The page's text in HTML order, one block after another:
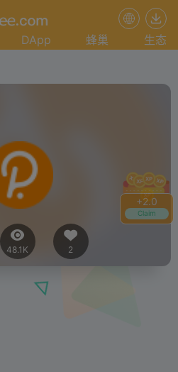
+2.0
Claim
DApp 蜂巢 生态
48.1K 2